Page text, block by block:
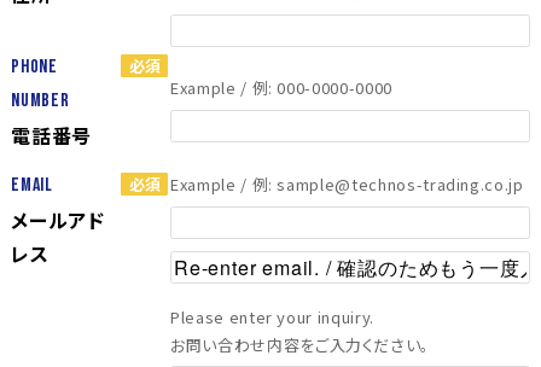
Phone
Number
電話番号
Example / 例: 000-0000-0000
Email
メールアド
レス
Example / 例: sample@technos-trading.co.jp
Please enter your inquiry.
お問い合わせ内容をご入力ください。